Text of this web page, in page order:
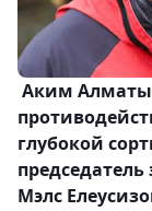
Аким Алматы
глубокой
председатель
Мэлс